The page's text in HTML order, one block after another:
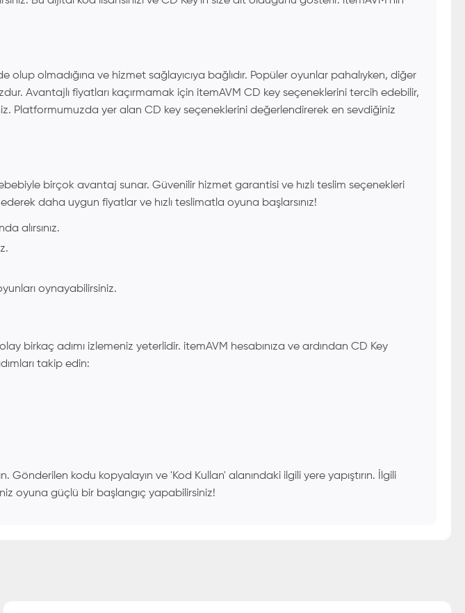
olmadığına ve hizmet sağlayıcıya bağlıdır. Popüler oyunlar pahalıyken, diğer
Avantajlı fiyatları kaçırmamak için itemAVM CD key seçeneklerini tercih edebilir,
Platformumuzda yer alan CD key seçeneklerini değerlendirerek en sevdiğiniz
birçok avantaj sunar. Güvenilir hizmet garantisi ve hızlı teslim seçenekleri
daha uygun fiyatlar ve hızlı teslimatla oyuna başlarsınız!
alırsınız.
oynayabilirsiniz.
birkaç adımı izlemeniz yeterlidir. itemAVM hesabınıza ve ardından CD Key
takip edin:
kodu kopyalayın ve 'Kod Kullan' alanındaki ilgili yere yapıştırın. İlgili
oyuna güçlü bir başlangıç yapabilirsiniz!